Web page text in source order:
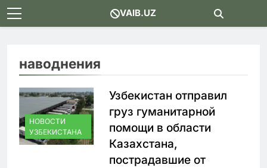
Skip
to
VAIB.UZ
наводнения
НОВОСТИ
УЗБЕКИСТАНА
Узбекистан отправил
груз гуманитарной
помощи в области
Казахстана,
пострадавшие от